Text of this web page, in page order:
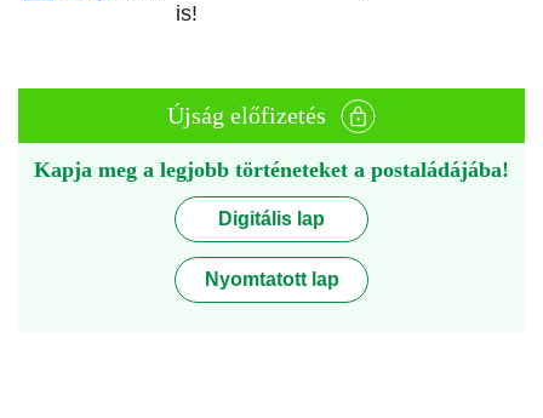
is!
Újság előfizetés
Kapja meg a legjobb történeteket a postaládájába!
Digitális lap
Nyomtatott lap